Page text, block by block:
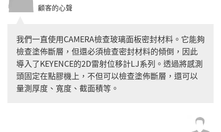
顧客的心聲
我們一直使用CAMERA檢查玻璃面板密封材料。它能夠
檢查塗佈斷層，但還必須檢查密封材料的傾倒，因此
導入了KEYENCE的2D雷射位移計LJ系列。透過將感測
頭固定在點膠機上，不但可以檢查塗佈斷層，還可以
量測厚度、寬度、截面積等。